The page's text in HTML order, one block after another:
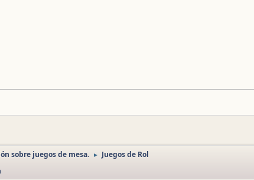
sobre juegos de mesa. ► Juegos de Rol